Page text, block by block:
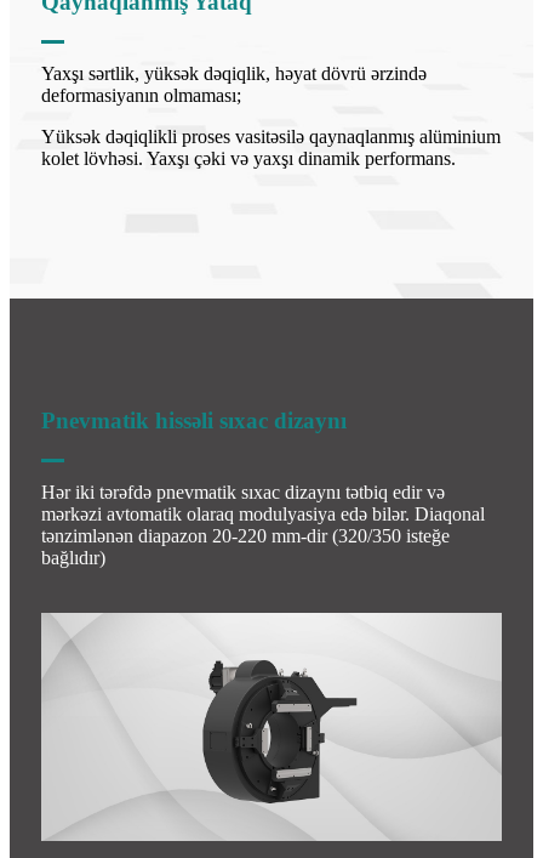
Yaxşı sərtlik, yüksək dəqiqlik, həyat dövrü ərzində
deformasiyanın olmaması;
Yüksək dəqiqlikli proses vasitəsilə qaynaqlanmış alüminium
kolet lövhəsi. Yaxşı çəki və yaxşı dinamik performans.
Pnevmatik hissəli sıxac dizaynı
Hər iki tərəfdə pnevmatik sıxac dizaynı tətbiq edir və
mərkəzi avtomatik olaraq modulyasiya edə bilər. Diaqonal
tənzimlənən diapazon 20-220 mm-dir (320/350 isteğe
bağlıdır)